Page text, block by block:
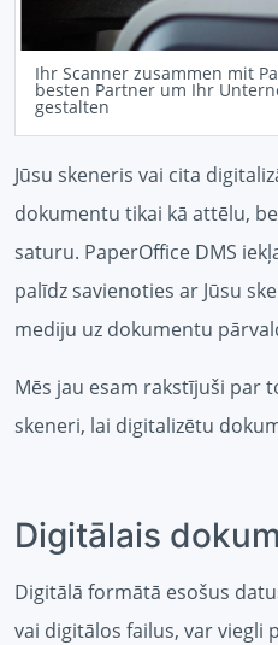
Ihr Scanner zusammen mit
besten Partner um Ihr
gestalten
Jūsu skeneris vai cita
dokumentu tikai kā attēlu,
saturu. PaperOffice DMS
palīdz savienoties ar Jūsu
mediju uz dokumentu
Mēs jau esam rakstījuši par
skeneri, lai digitalizētu
Digitālais
Digitālā formātā esošus
vai digitālos failus, var